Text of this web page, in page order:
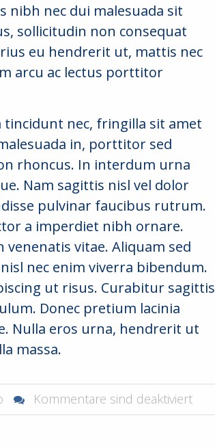
nibh nec dui malesuada sit
sollicitudin non consequat
eu hendrerit ut, mattis nec
arcu ac lectus porttitor
nec, fringilla sit amet
in, porttitor sed
rhoncus. In interdum urna
Nam sagittis nisl vel dolor
pulvinar faucibus rutrum.
a imperdiet nibh ornare.
vitae. Aliquam sed
nec enim viverra bibendum.
ut risus. Curabitur sagittis
Donec pretium lacinia
Nulla eros urna, hendrerit ut
massa.
Kommentare sind deaktiviert